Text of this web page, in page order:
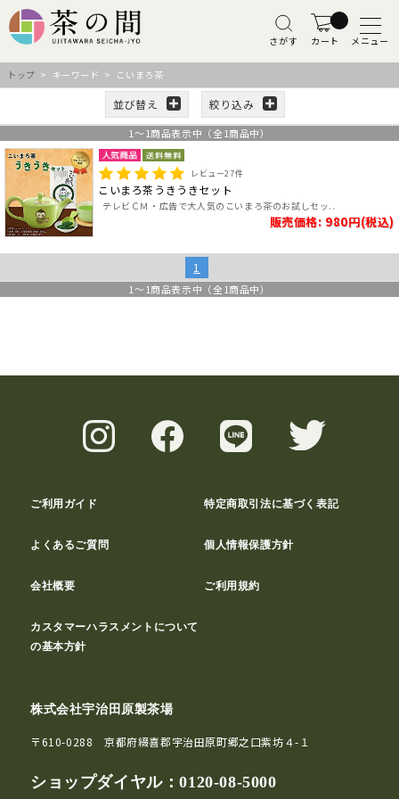
さがす カート メニュー
トップ > キーワード > こいまろ茶
並び替え 絞り込み
1 ～ 1商品表示中（全 1商品中）
レビュー27件
こいまろ茶うきうきセット
テレビＣＭ・広告で大人気のこいまろ茶のお試しセッ..
販売価格: 980円(税込)
1
1 ～ 1商品表示中（全 1商品中）
ご利用ガイド 特定商取引法に基づく表記
よくあるご質問 個人情報保護方針
会社概要 ご利用規約
カスタマーハラスメントについて
の基本方針
株式会社宇治田原製茶場
〒610-0288 京都府綴喜郡宇治田原町郷之口紫坊４-１
ショップダイヤル：0120-08-5000